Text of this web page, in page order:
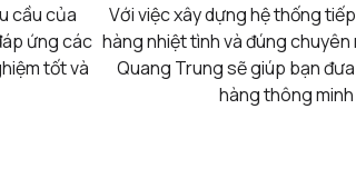
Với việc xây dựng hệ thống
hàng nhiệt tình và đúng chuyên
Quang Trung sẽ giúp bạn
hàng thông
cầu của
ứng các
tốt và